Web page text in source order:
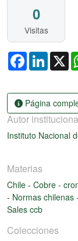
0
Visitas
Facebook X
Página
Autor
Instituto Nacional
Materias
Chile - Cobre -
- Normas chilenas -
Sales ccb
Colecciones